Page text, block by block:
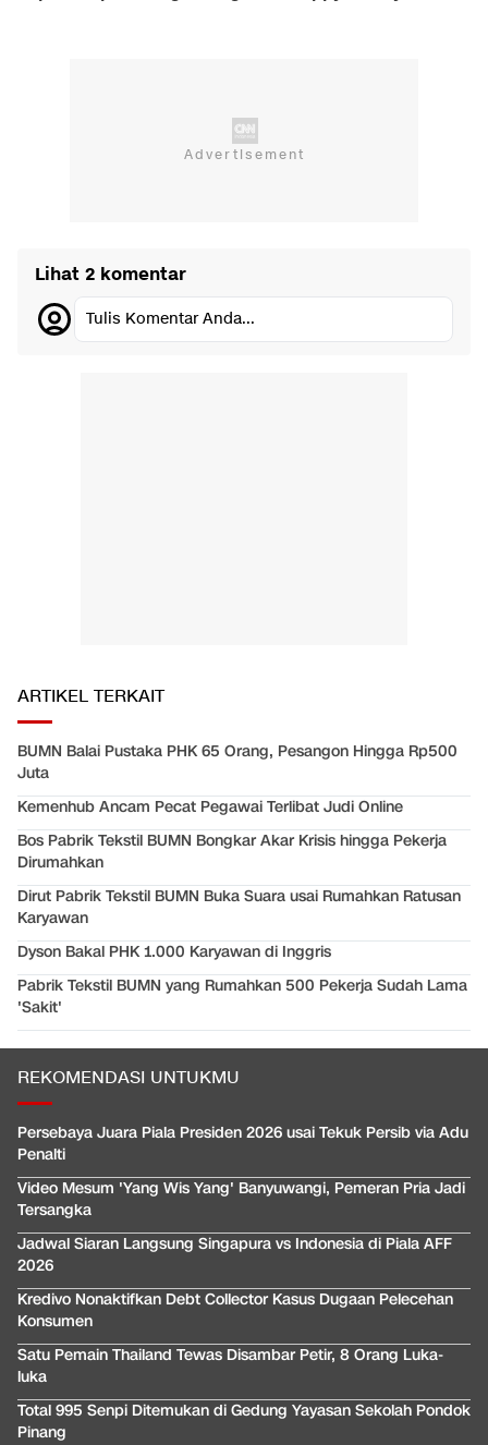
Lihat 2 komentar
Tulis Komentar Anda...
ARTIKEL TERKAIT
BUMN Balai Pustaka PHK 65 Orang, Pesangon Hingga Rp500
Juta
Kemenhub Ancam Pecat Pegawai Terlibat Judi Online
Bos Pabrik Tekstil BUMN Bongkar Akar Krisis hingga Pekerja
Dirumahkan
Dirut Pabrik Tekstil BUMN Buka Suara usai Rumahkan Ratusan
Karyawan
Dyson Bakal PHK 1.000 Karyawan di Inggris
Pabrik Tekstil BUMN yang Rumahkan 500 Pekerja Sudah Lama
'Sakit'
REKOMENDASI UNTUKMU
Persebaya Juara Piala Presiden 2026 usai Tekuk Persib via Adu
Penalti
Video Mesum 'Yang Wis Yang' Banyuwangi, Pemeran Pria Jadi
Tersangka
Jadwal Siaran Langsung Singapura vs Indonesia di Piala AFF
2026
Kredivo Nonaktifkan Debt Collector Kasus Dugaan Pelecehan
Konsumen
Satu Pemain Thailand Tewas Disambar Petir, 8 Orang Luka-
luka
Total 995 Senpi Ditemukan di Gedung Yayasan Sekolah Pondok
Pinang